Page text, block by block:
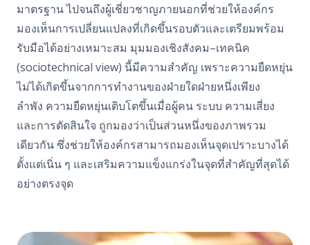
มาตรฐาน ไปจนถึงผู้เชี่ยวชาญภายนอกที่ช่วยให้องค์กร
มองเห็นการเปลี่ยนแปลงที่เกิดขึ้นรอบตัวและเตรียมพร้อม
รับมือได้อย่างเหมาะสม มุมมองเชิงสังคม–เทคนิค
(sociotechnical view) นี้มีความสำคัญ เพราะความยืดหยุ่น
ไม่ได้เกิดขึ้นจากการทำงานของฝ่ายใดฝ่ายหนึ่งเพียง
ลำพัง ความยืดหยุ่นเติบโตขึ้นเมื่อผู้คน ระบบ ความเสี่ยง
และการตัดสินใจ ถูกมองว่าเป็นส่วนหนึ่งของภาพรวม
เดียวกัน ซึ่งช่วยให้องค์กรสามารถมองเห็นจุดเปราะบางได้
ตั้งแต่เนิ่น ๆ และเสริมความแข็งแกร่งในจุดที่สำคัญที่สุดได้
อย่างตรงจุด